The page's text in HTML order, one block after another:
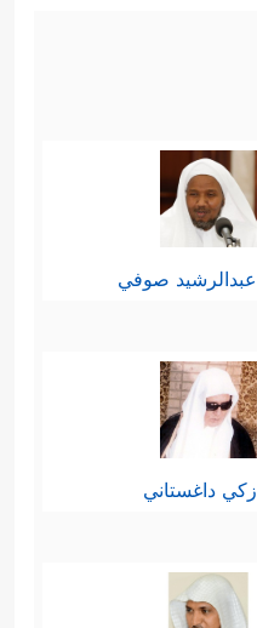
عبدالرشيد صوفي
زكي داغستاني